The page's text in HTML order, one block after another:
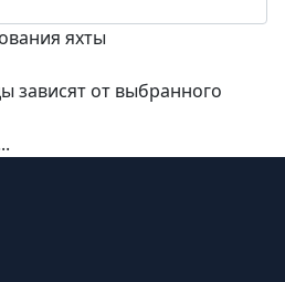
яхты
зависят от выбранного